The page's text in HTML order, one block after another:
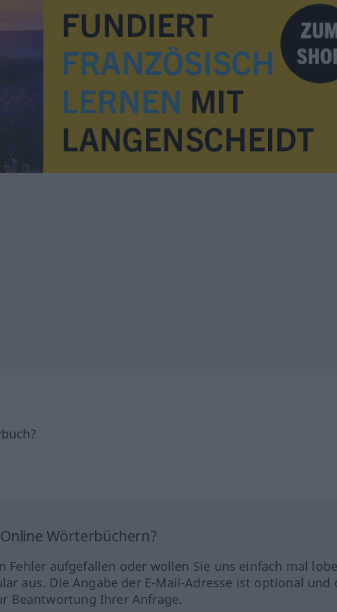
Wörterbüchern?
Fehler aufgefallen oder wollen Sie uns einfach mal
aus. Die Angabe der E-Mail-Adresse ist optional und
Beantwortung Ihrer Anfrage.